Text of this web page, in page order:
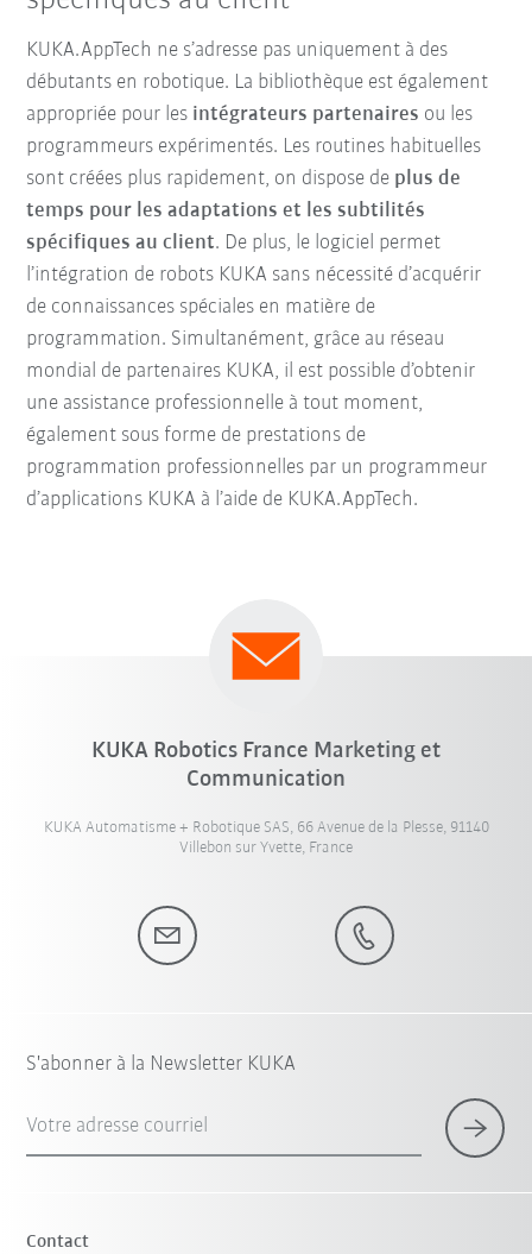
KUKA.AppTech ne s’adresse pas uniquement à des
débutants en robotique. La bibliothèque est également
appropriée pour les intégrateurs partenaires ou les
programmeurs expérimentés. Les routines habituelles
sont créées plus rapidement, on dispose de plus de
temps pour les adaptations et les subtilités
spécifiques au client. De plus, le logiciel permet
l’intégration de robots KUKA sans nécessité d’acquérir
de connaissances spéciales en matière de
programmation. Simultanément, grâce au réseau
mondial de partenaires KUKA, il est possible d’obtenir
une assistance professionnelle à tout moment,
également sous forme de prestations de
programmation professionnelles par un programmeur
d’applications KUKA à l’aide de KUKA.AppTech.
KUKA Robotics France Marketing et
Communication
KUKA Automatisme + Robotique SAS, 66 Avenue de la Plesse, 91140
Villebon sur Yvette, France
S'abonner à la Newsletter KUKA
Votre adresse courriel
Contact